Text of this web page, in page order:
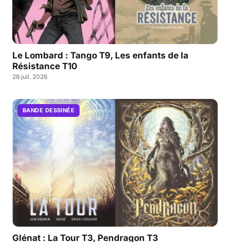
Le Lombard : Tango T9, Les enfants de la
Résistance T10
28 juil. 2026
BANDE DESSINÉE
Glénat : La Tour T3, Pendragon T3